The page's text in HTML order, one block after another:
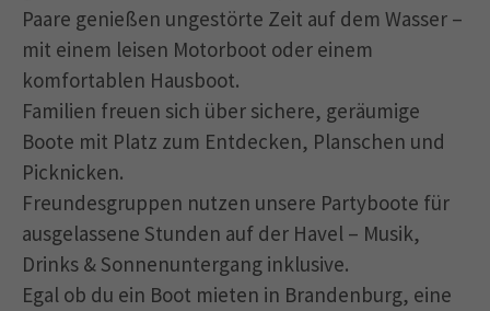
Paare genießen ungestörte Zeit auf dem Wasser –
mit einem leisen Motorboot oder einem
komfortablen Hausboot.
Familien freuen sich über sichere, geräumige
Boote mit Platz zum Entdecken, Planschen und
Picknicken.
Freundesgruppen nutzen unsere Partyboote für
ausgelassene Stunden auf der Havel – Musik,
Drinks & Sonnenuntergang inklusive.
Egal ob du ein Boot mieten in Brandenburg, eine